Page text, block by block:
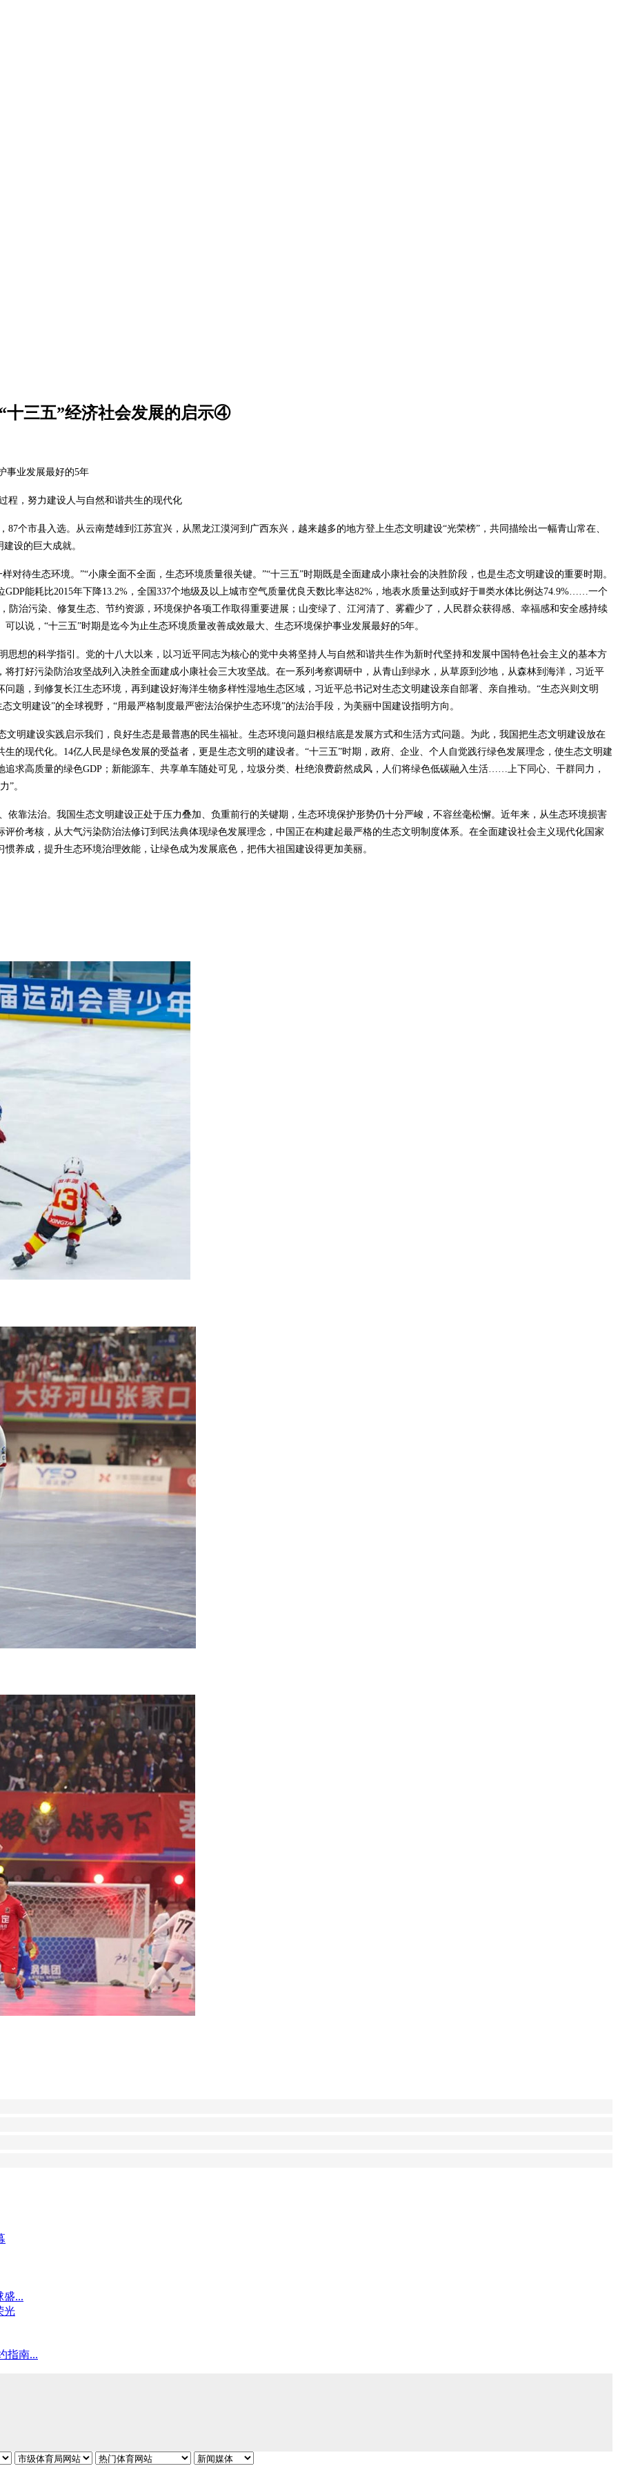
三五”经济社会发展的启示④
事业发展最好的5年
程，努力建设人与自然和谐共生的现代化
个市县入选。从云南楚雄到江苏宜兴，从黑龙江漠河到广西东兴，越来越多的地方登上生态文明建设“光荣榜”，共同描绘出一幅青山常在、
设的巨大成就。
对待生态环境。”“小康全面不全面，生态环境质量很关键。”“十三五”时期既是全面建成小康社会的决胜阶段，也是生态文明建设的重要时期。
能耗比2015年下降13.2%，全国337个地级及以上城市空气质量优良天数比率达82%，地表水质量达到或好于Ⅲ类水体比例达74.9%……一个
防治污染、修复生态、节约资源，环境保护各项工作取得重要进展；山变绿了、江河清了、雾霾少了，人民群众获得感、幸福感和安全感持续
以说，“十三五”时期是迄今为止生态环境质量改善成效最大、生态环境保护事业发展最好的5年。
想的科学指引。党的十八大以来，以习近平同志为核心的党中央将坚持人与自然和谐共生作为新时代坚持和发展中国特色社会主义的基本方
打好污染防治攻坚战列入决胜全面建成小康社会三大攻坚战。在一系列考察调研中，从青山到绿水，从草原到沙地，从森林到海洋，习近平
题，到修复长江生态环境，再到建设好海洋生物多样性湿地生态区域，习近平总书记对生态文明建设亲自部署、亲自推动。“生态兴则文明
文明建设”的全球视野，“用最严格制度最严密法治保护生态环境”的法治手段，为美丽中国建设指明方向。
明建设实践启示我们，良好生态是最普惠的民生福祉。生态环境问题归根结底是发展方式和生活方式问题。为此，我国把生态文明建设放在
的现代化。14亿人民是绿色发展的受益者，更是生态文明的建设者。“十三五”时期，政府、企业、个人自觉践行绿色发展理念，使生态文明建
求高质量的绿色GDP；新能源车、共享单车随处可见，垃圾分类、杜绝浪费蔚然成风，人们将绿色低碳融入生活……上下同心、干群同力，
”。
靠法治。我国生态文明建设正处于压力叠加、负重前行的关键期，生态环境保护形势仍十分严峻，不容丝毫松懈。近年来，从生态环境损害
价考核，从大气污染防治法修订到民法典体现绿色发展理念，中国正在构建起最严格的生态文明制度体系。在全面建设社会主义现代化国家
养成，提升生态环境治理效能，让绿色成为发展底色，把伟大祖国建设得更加美丽。
盛...
光
指南...